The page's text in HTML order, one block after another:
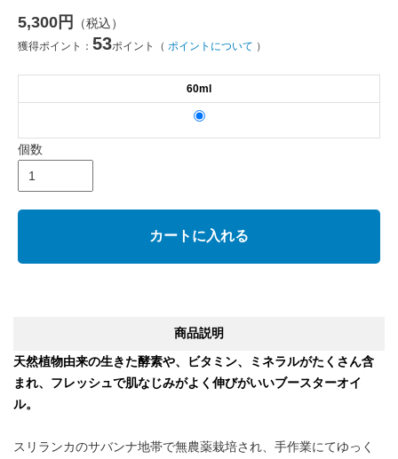
5,300円 （税込）
獲得ポイント： 53ポイント（ ポイントについて ）
60ml
個数
カートに入れる
商品説明
天然植物由来の生きた酵素や、ビタミン、ミネラルがたくさん含
まれ、フレッシュで肌なじみがよく伸びがいいブースターオイ
ル。
スリランカのサバンナ地帯で無農薬栽培され、手作業にてゆっく